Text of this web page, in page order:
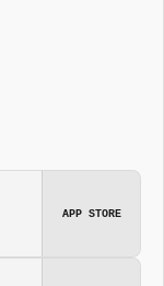
APP STORE